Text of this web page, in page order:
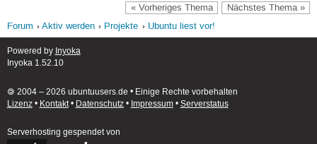
« Vorheriges Thema Nächstes Thema »
Forum Aktiv werden Projekte Ubuntu liest vor!
Powered by Inyoka
Inyoka 1.52.10
🄯 2004 – 2026 ubuntuusers.de • Einige Rechte vorbehalten
Lizenz• Kontakt• Datenschutz• Impressum• Serverstatus
Serverhosting gespendet von